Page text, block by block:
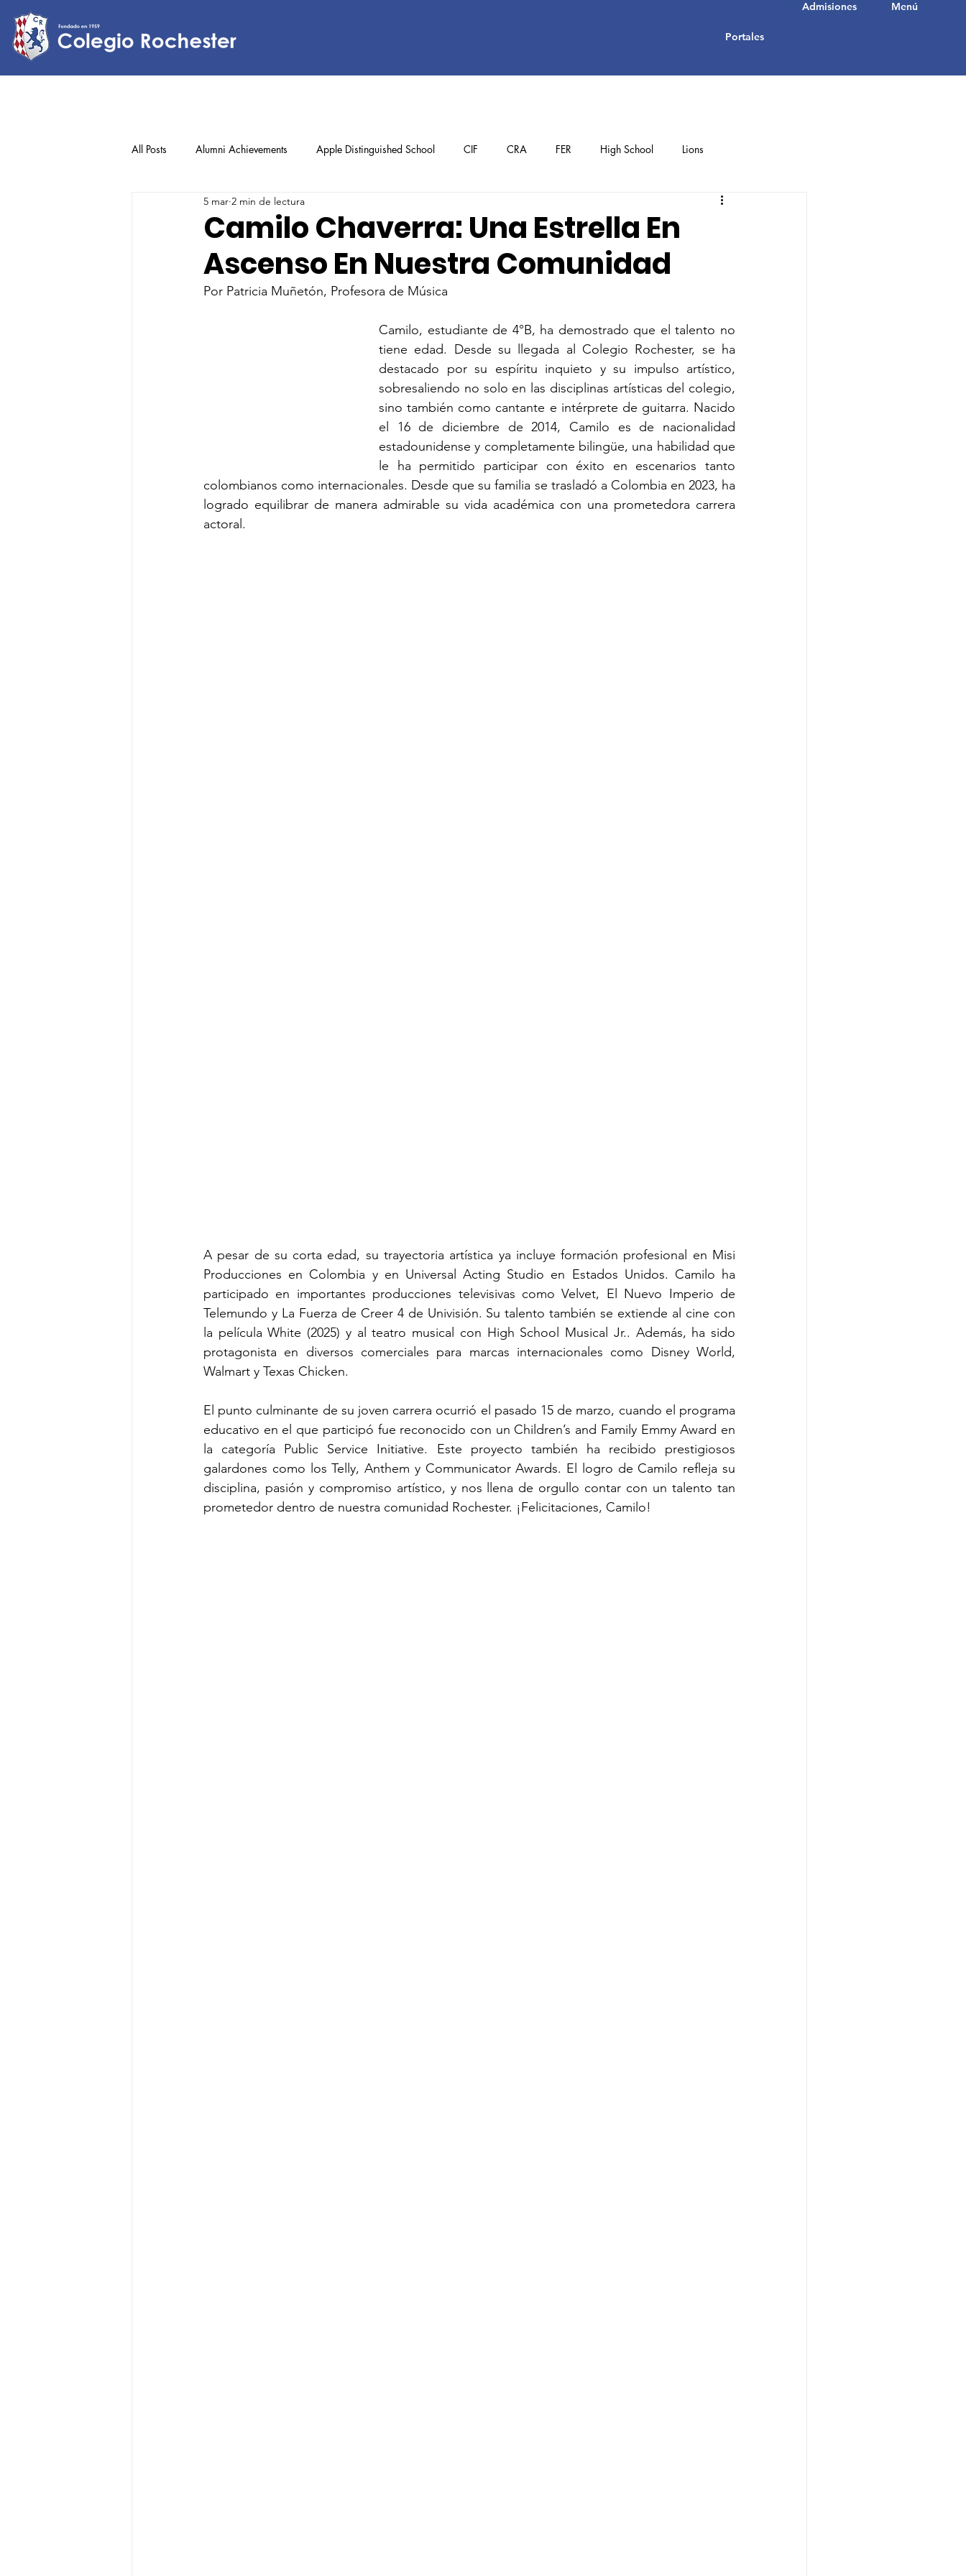
Portales
Menú
Admisiones
All Posts Alumni Achievements Apple Distinguished School CIF CRA FER High School Lions
Lower Elementary Middle School Student Achievements
Upper Elementary
Camilo Chaverra: Una Estrella En
Ascenso En Nuestra Comunidad
5 mar 2 min de lectura
Por Patricia Muñetón, Profesora de Música
Camilo, estudiante de 4°B, ha demostrado que el talento no
tiene edad. Desde su llegada al Colegio Rochester, se ha
destacado por su espíritu inquieto y su impulso artístico,
sobresaliendo no solo en las disciplinas artísticas del colegio,
sino también como cantante e intérprete de guitarra. Nacido
el 16 de diciembre de 2014, Camilo es de nacionalidad
estadounidense y completamente bilingüe, una habilidad que
le ha permitido participar con éxito en escenarios tanto
colombianos como internacionales. Desde que su familia se trasladó a Colombia en 2023, ha
logrado equilibrar de manera admirable su vida académica con una prometedora carrera
actoral.
A pesar de su corta edad, su trayectoria artística ya incluye formación profesional en Misi
Producciones en Colombia y en Universal Acting Studio en Estados Unidos. Camilo ha
participado en importantes producciones televisivas como Velvet, El Nuevo Imperio de
Telemundo y La Fuerza de Creer 4 de Univisión. Su talento también se extiende al cine con
la película White (2025) y al teatro musical con High School Musical Jr.. Además, ha sido
protagonista en diversos comerciales para marcas internacionales como Disney World,
Walmart y Texas Chicken.
El punto culminante de su joven carrera ocurrió el pasado 15 de marzo, cuando el programa
educativo en el que participó fue reconocido con un Children’s and Family Emmy Award en
la categoría Public Service Initiative. Este proyecto también ha recibido prestigiosos
galardones como los Telly, Anthem y Communicator Awards. El logro de Camilo refleja su
disciplina, pasión y compromiso artístico, y nos llena de orgullo contar con un talento tan
prometedor dentro de nuestra comunidad Rochester. ¡Felicitaciones, Camilo!